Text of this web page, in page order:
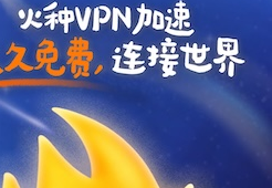
支持[0] 反对
支持